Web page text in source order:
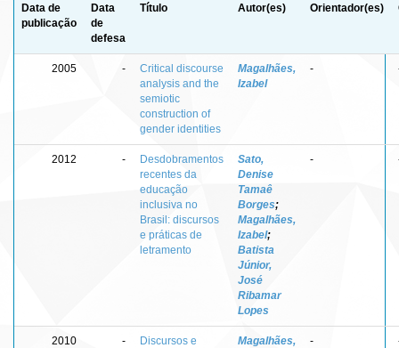
Data de
publicação
Data
de
defesa
Título Autor(es) Orientador(es)
2005 -
Critical discourse
analysis and the
semiotic
construction of
gender identities
Magalhães,
Izabel
-
2012 -
Desdobramentos
recentes da
educação
inclusiva no
Brasil: discursos
e práticas de
letramento
Sato,
Denise
Tamaê
Borges;
Magalhães,
Izabel;
Batista
Júnior,
José
Ribamar
Lopes
-
2010 -
Discursos e
Magalhães,
-